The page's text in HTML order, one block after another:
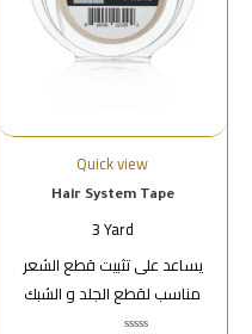
Quick view
Hair System Tape
3 Yard
يساعد على تثبيت قطع الشعر
مناسب لقطع الجلد و الشبك